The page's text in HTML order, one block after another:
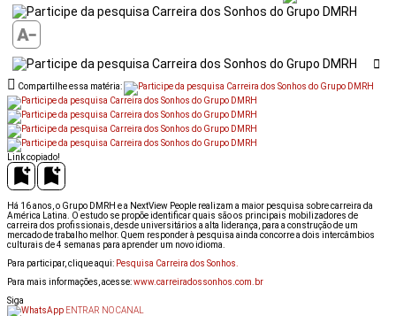
Compartilhe essa matéria:
Link copiado!
Há 16 anos, o Grupo DMRH e a NextView People realizam a maior pesquisa sobre carreira da
América Latina. O estudo se propõe identificar quais são os principais mobilizadores de
carreira dos profissionais, desde universitários a alta liderança, para a construção de um
mercado de trabalho melhor. Quem responder à pesquisa ainda concorre a dois intercâmbios
culturais de 4 semanas para aprender um novo idioma.
Para participar, clique aqui: Pesquisa Carreira dos Sonhos.
Para mais informações, acesse:www.carreiradossonhos.com.br
Siga
ENTRAR NO CANAL